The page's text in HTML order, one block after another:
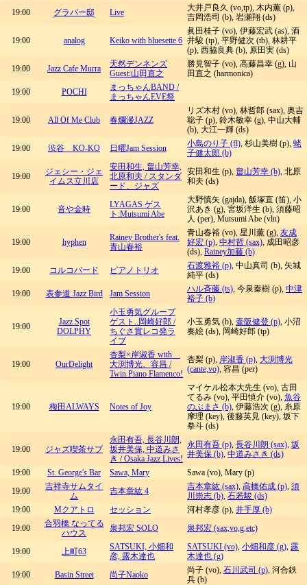
19:00
グラバー邸 Live
大井戸良久 (vo,tp), 木内薫 (p),
吉岡浩司 (b), 岩瀬翔 (ds)
19:00 analog Keiko with bluesette 6
眞田桂子 (vo), 伊藤宏武 (as), 酒
井駿 (tp), 平野健次 (tb), 林耕平
(p), 西脇良典 (b), 原田実 (ds)
19:00
Jazz Cafe Murra
天然デンネンズ
Guest:山田直之
勝見智子 (vo), 高藤昌幸 (g), 山
田直之 (harmonica)
19:00
POCHI
まっちゃんBAND /
まっちゃんEVE祭
19:00 All Of Me Club 春爛漫JAZZ
リズ木村 (vo), 林哲郎 (sax), 奥吉
聡子 (p), 鈴木敏幸 (g), 中山大輔
(b), 大江一輝 (ds)
19:00
渋谷 KO-KO 日曜Jam Session 小島のり子 (fl), 杉山美樹 (p), 蛯
子健太郎 (b)
19:00
ジェシー・ジェ
イムス立川店
安田和生, 畠山芳幸,
北原和夫 / スタンダ
ード、ジャズ
安田和生 (p), 畠山芳幸 (b), 北原
和夫 (ds)
19:00 音や金時
LYAGAS ゲス
ト:Mutsumi Abe
大野慎矢 (gajda), 飯塚直 (笛), 小
沢あき (g), 宮坂洋生 (b), 須藤昭
人 (per), Mutsumi Abe (vln)
19:00 hyphen
Rainey Brother's feat.
青山春裕
青山春裕 (vo), 星川薫 (g), 友成
好宏 (p), 中村哲 (sax), 成田昭彦
(ds), Rainey加藤 (b)
19:00
コルコバード ピアノトリオ 石渡雅裕 (p), 中山真司 (b), 矢城
純平 (ds)
19:00
表参道 Jazz Bird Jam Session ハル斉藤 (ts), 今泉秦樹 (p), 中津
裕子 (b)
19:00
Jazz Spot
DOLPHY
小玉勇気グループ
ゲスト..岡崎好郎 /
ちぐさ賞レコ発ラ
イブ
小玉勇気 (b), 壷阪健登 (p), 小沼
奏絵 (ds), 岡崎好郎 (tp)
19:00 OurDelight
杏梨×岸淑香 with
大渕博光、容昌 /
Twin Piano Flamenco!
杏梨 (p), 岸淑香 (p), 大渕博光
(cante,vo), 容昌 (per)
19:00 梅田ALWAYS Notes of Joy
マイケル松本大先生 (vo), 古田
てるみ (vo), 平田慎介 (vo), 魚谷
のぶまさ (b), 伊藤浩次 (g), 糸原
摩理 (key), 後藤英見 (key), 坂下
拳斗 (ds)
19:00 ジャズ喫茶サブ
永田有吾, 長谷川朗,
坂井美保, 中道みさ
き / Osaka Jazz Lives!
永田有吾 (p), 長谷川朗 (sax), 坂
井美保 (b), 中道みさき (ds)
19:00
St. George's Bar Sawa, Mary
Sawa (vo), Mary (p)
19:00
吉祥寺サムタイ
ム
吉本章紘 4 吉本章紘 (sax), 高橋佑成 (p), 須
川崇志 (b), 石若駿 (ds)
19:00
Mクアトロ セッション 河村孝彦 (p), 井手厚 (b)
19:00
合羽橋 なってる
ハウス
泉邦宏 SOLO 泉邦宏 (sax,vo,g,etc)
19:00 上町63
SATSUKI, 小畑和
彦, 露木達也
SATSUKI (vo), 小畑和彦 (g), 露
木達也 (g)
19:00
Basin Street 尚子Naoko 尚子 (vo), 石川武司 (p), 河合鉄
兵 (b)